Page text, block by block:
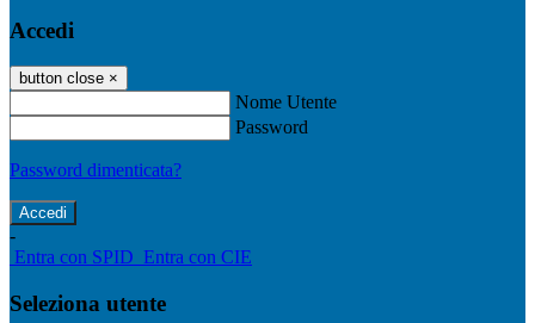
Accedi
button close ×
Nome Utente
Password
Password dimenticata?
-
Entra con SPID Entra con CIE
Seleziona utente